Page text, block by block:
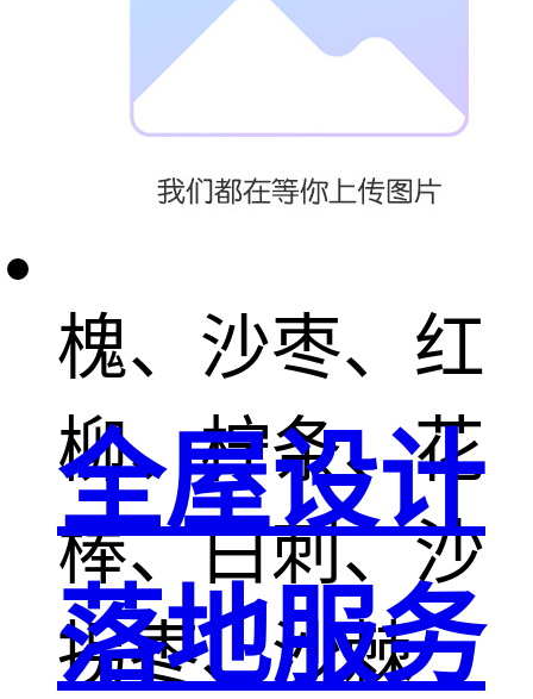
种：
【沙生苗木】
槐、沙枣、红
柳、柠条、花
棒、白刺、沙
拐枣、沙棘
全屋设计
落地服务